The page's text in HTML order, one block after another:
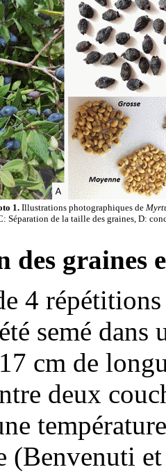
1. Illustrations photographiques de
Séparation de la taille des graines, D:
des graines
4
semé
cm de
deux
(Benvenuti